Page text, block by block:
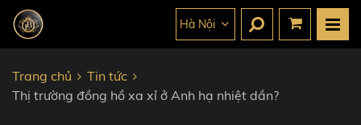
Hà Nội
Trang chủ
Tin tức
Thị trường đồng hồ xa xỉ ở Anh hạ nhiệt dần?